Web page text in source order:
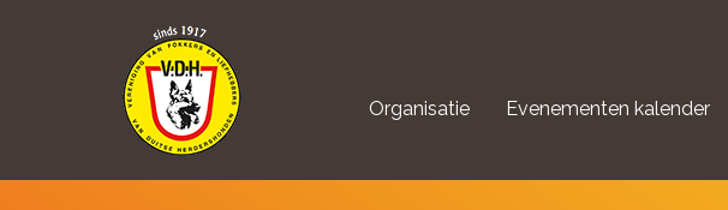
Organisatie Evenementen kalender